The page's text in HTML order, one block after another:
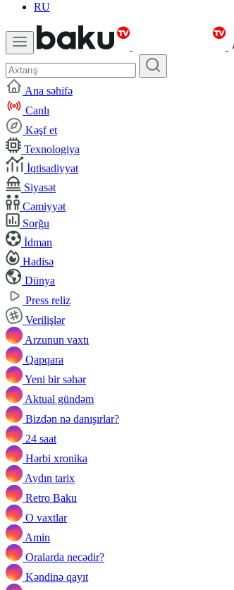
RU
Ana səhifə
Canlı
Kəşf et
Texnologiya
İqtisadiyyat
Siyasət
Cəmiyyət
Sorğu
İdman
Hadisə
Dünya
Press reliz
Verilişlər
Arzunun vaxtı
Qapqara
Yeni bir səhər
Aktual gündəm
Bizdən nə danışırlar?
24 saat
Hərbi xronika
Aydın tarix
Retro Baku
O vaxtlar
Amin
Oralarda necədir?
Kəndinə qayıt